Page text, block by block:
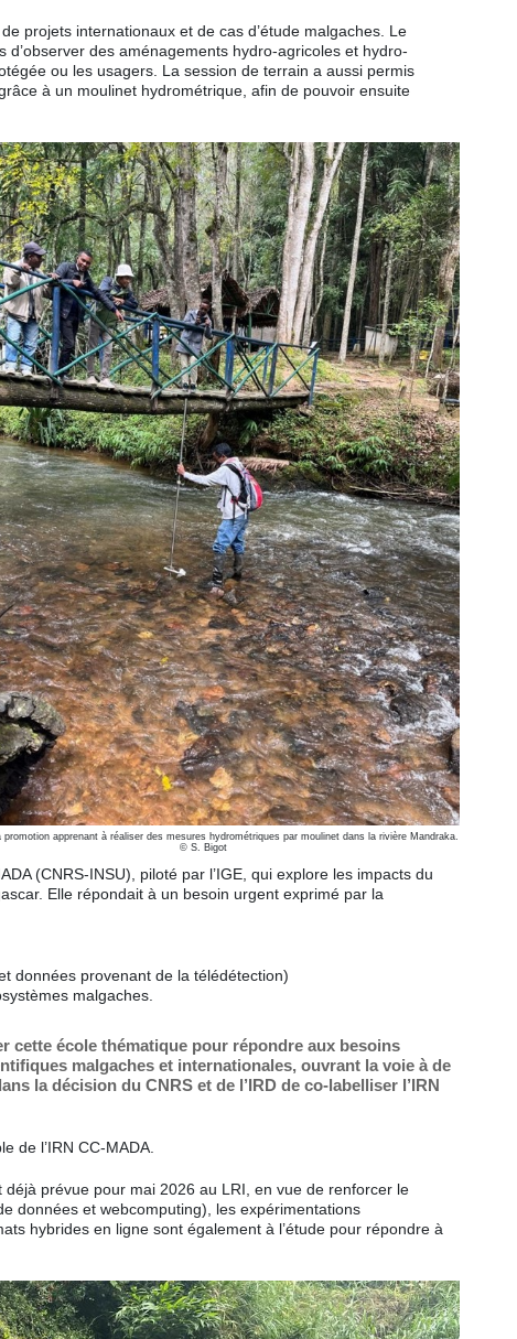
projets internationaux et de cas d’étude malgaches. Le
des aménagements hydro-agricoles et hydro-
ou les usagers. La session de terrain a aussi permis
à un moulinet hydrométrique, afin de pouvoir ensuite
promotion apprenant à réaliser des mesures hydrométriques par moulinet dans la rivière Mandraka.
© S. Bigot
(CNRS-INSU), piloté par l’IGE, qui explore les impacts du
Elle répondait à un besoin urgent exprimé par la
données provenant de la télédétection)
malgaches.
cette école thématique pour répondre aux besoins
malgaches et internationales, ouvrant la voie à de
la décision du CNRS et de l’IRD de co-labelliser l’IRN
de l’IRN CC-MADA.
prévue pour mai 2026 au LRI, en vue de renforcer le
données et webcomputing), les expérimentations
hybrides en ligne sont également à l’étude pour répondre à